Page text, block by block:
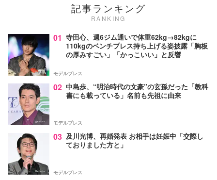
記事ランキング
RANKING
01 寺田心、週6ジム通いで体重62kg→82kgに
110kgのベンチプレス持ち上げる姿披露「胸板
の厚みすごい」「かっこいい」と反響
モデルプレス
02 中島歩、“明治時代の文豪”の玄孫だった「教科
書にも載っている」名前も先祖に由来
モデルプレス
03 及川光博、再婚発表 お相手は妊娠中「交際し
ておりました方と」
モデルプレス